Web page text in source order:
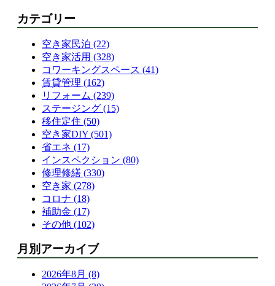
カテゴリー
空き家民泊 (22)
空き家活用 (328)
コワーキングスペース (41)
賃貸管理 (162)
リフォーム (239)
ステージング (15)
移住定住 (50)
空き家DIY (501)
省エネ (17)
インスペクション (80)
修理修繕 (330)
空き家 (278)
コロナ (18)
補助金 (17)
その他 (102)
月別アーカイブ
2026年8月 (8)